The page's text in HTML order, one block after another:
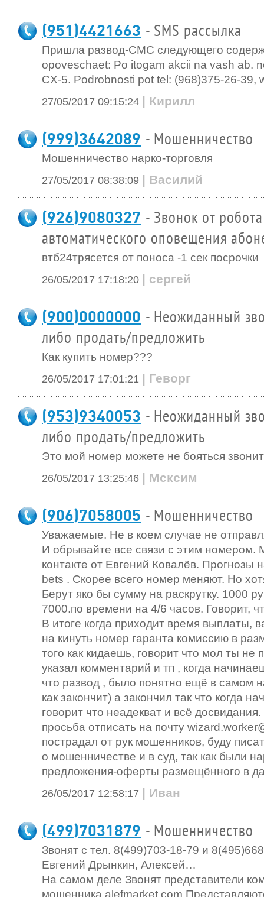
(951)4421663 - SMS рассылка
Пришла развод-СМС следующего
opoveschaet: Po itogam akcii na vash ab.
CX-5. Podrobnosti pot tel: (968)375-26-39,
27/05/2017 09:15:24 | Кирилл
(999)3642089 - Мошенничество
Мошенничество нарко-торговля
27/05/2017 08:38:09 | Василий
(926)9080327 - Звонок от
автоматического оповещения
втб24трясется от поноса -1 сек посрочки
26/05/2017 17:18:20 | сергей
(900)0000000 - Неожиданный
либо продать/предложить
Как купить номер???
26/05/2017 17:01:21 | Геворг
(953)9340053 - Неожиданный
либо продать/предложить
Это мой номер можете не бояться
26/05/2017 13:25:46 | Мсксим
(906)7058005 - Мошенничество
Уважаемые. Не в коем случае не
И обрывайте все связи с этим номером.
контакте от Евгений Ковалёв. Прогнозы
bets . Скорее всего номер меняют. Но
Берут яко бы сумму на раскрутку. 1000
7000.по времени на 4/6 часов. Говорит,
В итоге когда приходит время выплаты,
на кинуть номер гаранта комиссию в
того как кидаешь, говорит что мол ты не
указал комментарий и тп , когда
что развод , было понятно ещё в самом
как закончит) а закончил так что когда
говорит что неадекват и всё
просьба отписать на почту
пострадал от рук мошенников, буду
о мошенничестве и в суд, так как были
предложения-оферты размещённого в
26/05/2017 12:58:17 | Иван
(499)7031879 - Мошенничество
Звонят с тел. 8(499)703-18-79 и
Евгений Дрынкин, Алексей…
На самом деле Звонят представители
мошенника alefmarket.com